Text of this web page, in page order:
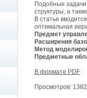
Подобные
структуры, а
В статье
оптимальная
Предмет
Расширения
Метод
Предметные
В формате PDF
Просмотров: